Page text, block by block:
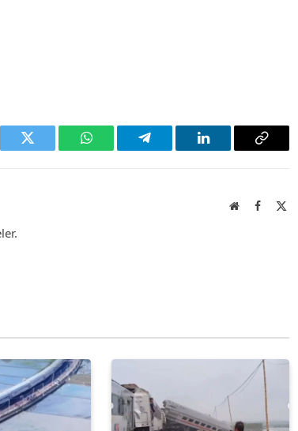
Twitter WhatsAppTelegram LinkedIn Copy
WebsiteFacebook